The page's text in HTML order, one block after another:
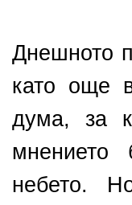
Днешното
като още
дума, за
мнението
небето.